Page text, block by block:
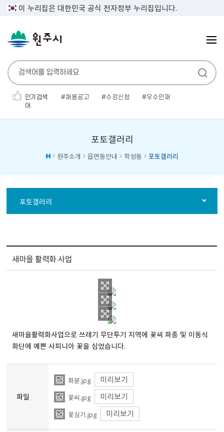
이 누리집은 대한민국 공식 전자정부 누리집입니다.
인기검색
어
채용공고 수강신청
우수인재
포토갤러리
원주소개 읍면동안내 학성동 포토갤러리
포토갤러리
새마을 활력화 사업
새마을활력화사업으로 쓰레기 무단투기 지역에 꽃씨 파종 및 이동식
화단에 예쁜 사피니아 꽃을 심었습니다.
파일
화분.jpg 미리보기
꽃씨.jpg 미리보기
꽃심기.jpg 미리보기